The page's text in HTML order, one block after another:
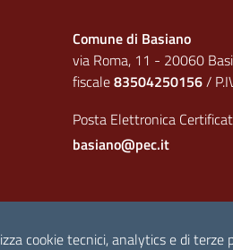
cookie tecnici, analytics e di terze
Comune di Basiano
via Roma, 11 - 20060
fiscale83504250156/
Posta Elettronica
basiano@pec.it
Area amministrativa